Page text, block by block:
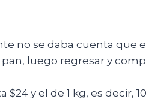
no se daba cuenta que
luego regresar y
y el de 1 kg, es decir,